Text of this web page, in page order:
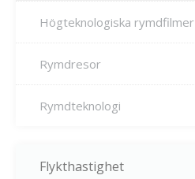
Högteknologiska rymdfilmer
Rymdresor
Rymdteknologi
Flykthastighet